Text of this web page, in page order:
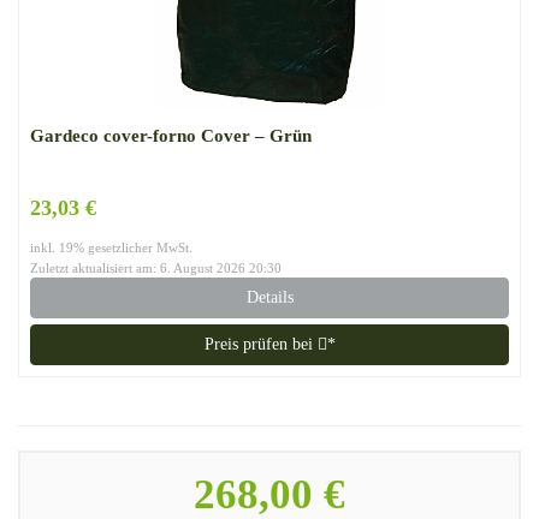
Gardeco cover-forno Cover – Grün
23,03 €
inkl. 19% gesetzlicher MwSt.
Zuletzt aktualisiert am: 6. August 2026 20:30
Details
Preis prüfen bei *
268,00 €